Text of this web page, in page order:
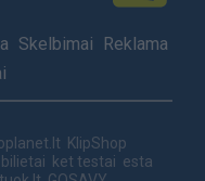
Skelbimai
Reklama
KlipShop
bilietai ket testai esta